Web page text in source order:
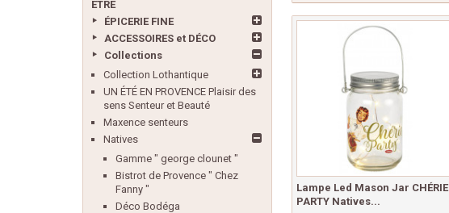
ÊTRE
ÉPICERIE FINE
ACCESSOIRES et DÉCO
Collections
Collection Lothantique
UN ÉTÉ EN PROVENCE Plaisir des
sens Senteur et Beauté
Maxence senteurs
Natives
Gamme " george clounet "
Bistrot de Provence " Chez
Fanny "
Déco Bodéga
Lampe Led Mason Jar CHÉRIE
PARTY Natives...